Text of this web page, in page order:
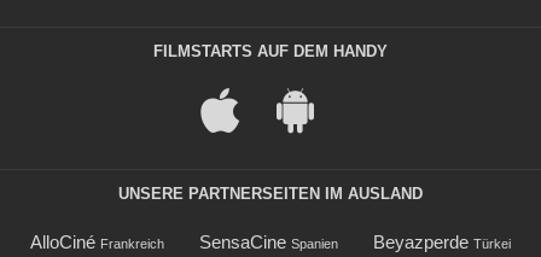
FILMSTARTS AUF DEM HANDY
UNSERE PARTNERSEITEN IM AUSLAND
AlloCiné Frankreich SensaCine Spanien Beyazperde Türkei